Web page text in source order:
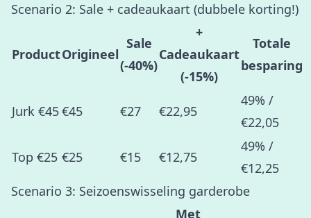
Scenario 2: Sale + cadeaukaart (dubbele korting!)
ProductOrigineel
Sale
(-40%)
+
Cadeaukaart
(-15%)
Totale
besparing
Jurk €45€45 €27 €22,95
49% /
€22,05
Top €25 €25 €15 €12,75
49% /
€12,25
Scenario 3: Seizoenswisseling garderobe
Met